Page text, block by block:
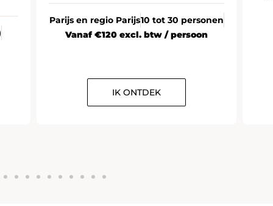
Parijs en regio Parijs10 tot 30 personen
Vanaf €120 excl. btw / persoon
IK ONTDEK